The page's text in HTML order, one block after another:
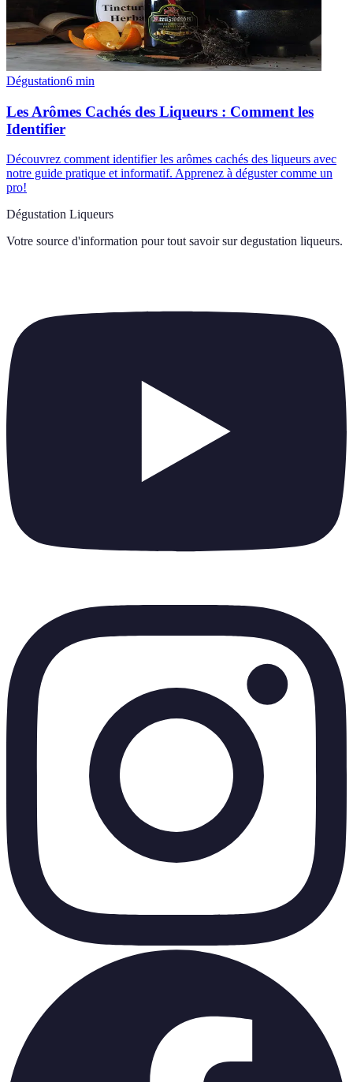
Dégustation6 min
Les Arômes Cachés des Liqueurs : Comment les
Identifier
Découvrez comment identifier les arômes cachés des liqueurs avec
notre guide pratique et informatif. Apprenez à déguster comme un
pro!
Dégustation Liqueurs
Votre source d'information pour tout savoir sur degustation liqueurs.